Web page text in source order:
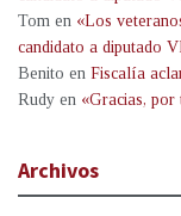
Tom en «Los
candidato a diputado
Benito en Fiscalía
Rudy en «Gracias,
Archivos